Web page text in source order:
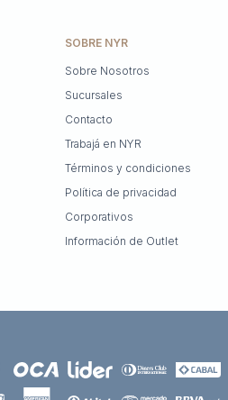
SOBRE NYR
Sobre Nosotros
Sucursales
Contacto
Trabajá en NYR
Términos y condiciones
Política de privacidad
Corporativos
Información de Outlet